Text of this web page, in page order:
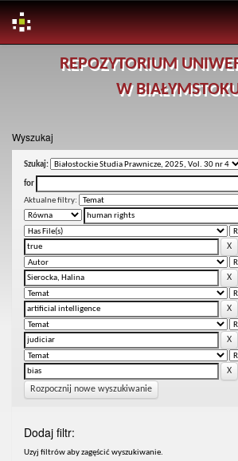
REPOZYTORIUM
W
Wyszukaj
Szukaj:
for
Aktualne filtry:
Rozpocznij nowe wyszukiwanie
Dodaj filtr:
Uzyj filtrów aby zagęścić wyszukiwanie.